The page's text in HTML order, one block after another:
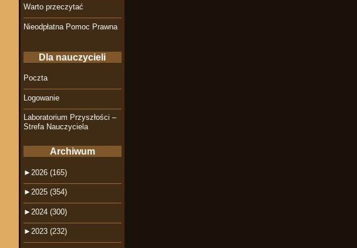
Warto przeczytać
Nieodpłatna Pomoc Prawna
Dla nauczycieli
Poczta
Logowanie
Laboratorium Przyszłości –
Strefa Nauczyciela
Archiwum
► 2026 (165)
► 2025 (354)
► 2024 (300)
► 2023 (232)